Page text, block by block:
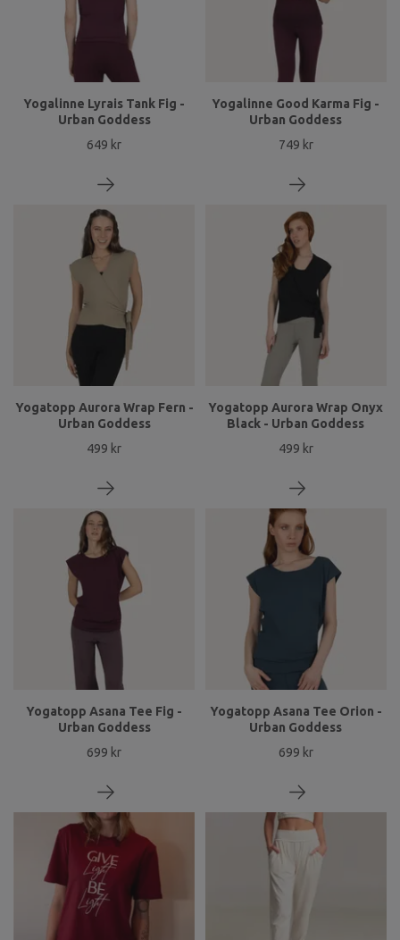
Yogalinne Lyrais Tank Fig -
Urban Goddess
649 kr
Yogalinne Good Karma Fig -
Urban Goddess
749 kr
Yogatopp Aurora Wrap Fern -
Urban Goddess
499 kr
Yogatopp Aurora Wrap Onyx
Black - Urban Goddess
499 kr
Yogatopp Asana Tee Fig -
Urban Goddess
699 kr
Yogatopp Asana Tee Orion -
Urban Goddess
699 kr